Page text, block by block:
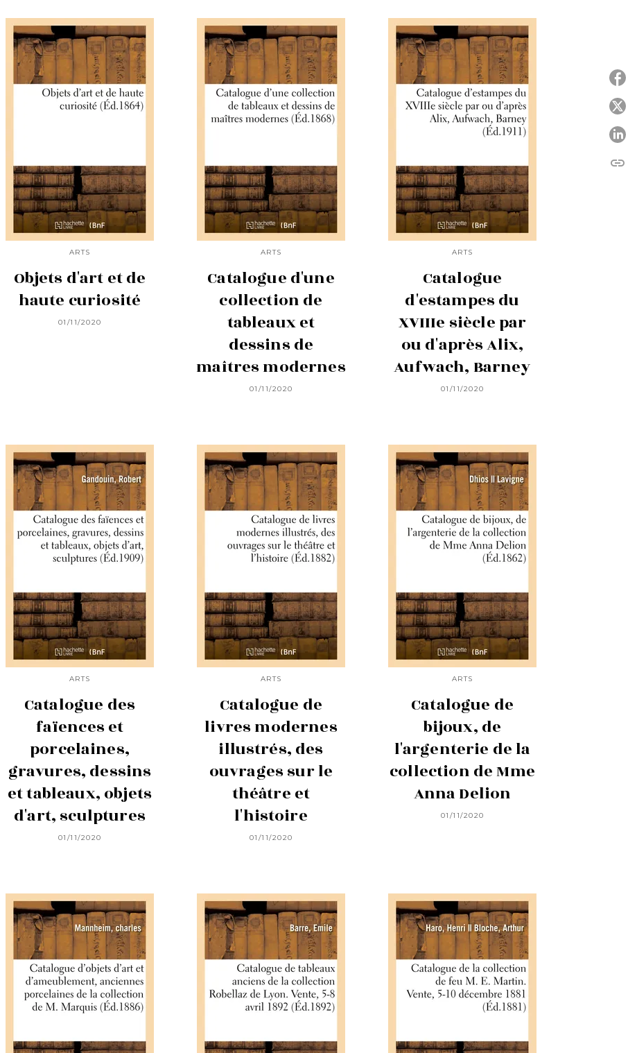
ARTS
Objets d'art et de
haute curiosité
01/11/2020
ARTS
Catalogue d'une
collection de
tableaux et
dessins de
maîtres modernes
01/11/2020
ARTS
Catalogue
d'estampes du
XVIIIe siècle par
ou d'après Alix,
Aufwach, Barney
01/11/2020
ARTS
Catalogue des
faïences et
porcelaines,
gravures, dessins
et tableaux, objets
d'art, sculptures
01/11/2020
ARTS
Catalogue de
livres modernes
illustrés, des
ouvrages sur le
théâtre et
l'histoire
01/11/2020
ARTS
Catalogue de
bijoux, de
l'argenterie de la
collection de Mme
Anna Delion
01/11/2020
link